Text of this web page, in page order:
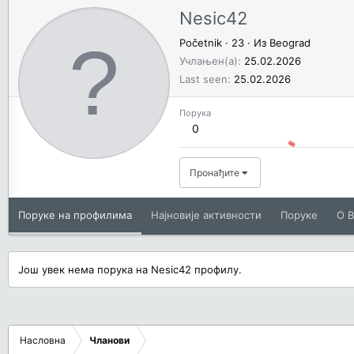
Nesic42
Početnik · 23 · Из Beograd
Учлањен(а)
25.02.2026
Last seen
25.02.2026
Порука
0
Пронађите
Поруке на профилима Најновије активности Поруке O
Још увек нема порука на Nesic42 профилу.
Насловна Чланови